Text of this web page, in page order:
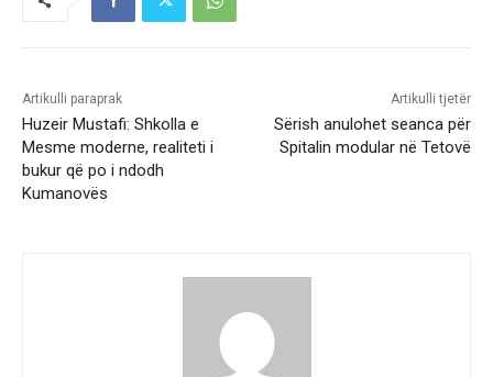
Artikulli paraprak
Huzeir Mustafi: Shkolla e
Mesme moderne, realiteti i
bukur që po i ndodh
Kumanovës
Artikulli tjetër
Sërish anulohet seanca për
Spitalin modular në Tetovë